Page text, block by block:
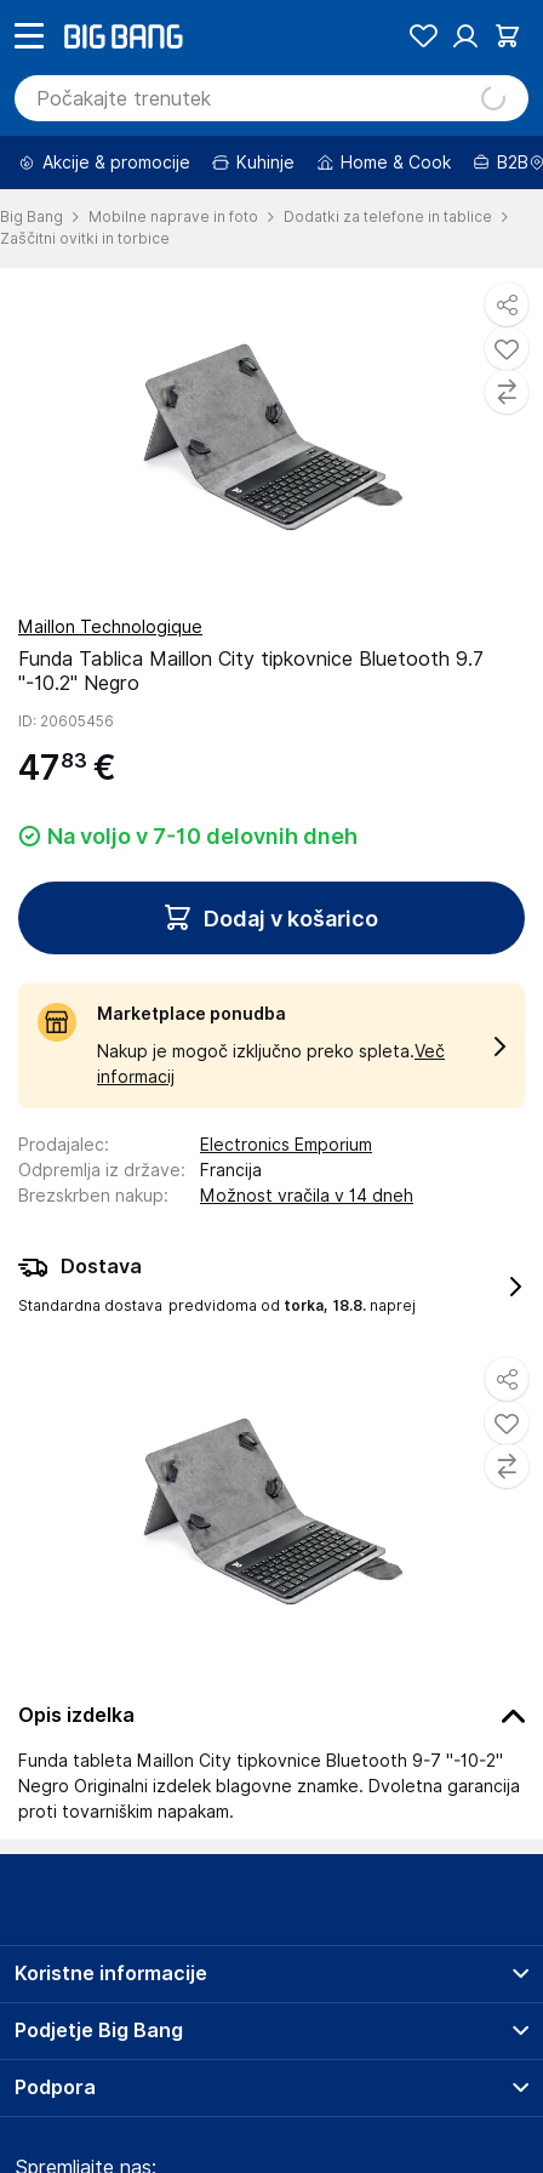
Akcije & promocije Kuhinje Home & Cook B2B
Big Bang Mobilne naprave in foto
Dodatki za telefone in tablice
Zaščitni ovitki in torbice
Opis izdelka
Funda tableta Maillon City tipkovnice Bluetooth 9-7 ''-10-2''
Negro Originalni izdelek blagovne znamke. Dvoletna garancija
proti tovarniškim napakam.
Maillon Technologique
Funda Tablica Maillon City tipkovnice Bluetooth 9.7
''-10.2'' Negro
ID: 20605456
4783 €
Na voljo v 7-10 delovnih dneh
Dodaj v košarico
Marketplace ponudba
Nakup je mogoč izključno preko spleta.Več
informacij
Prodajalec:
Electronics Emporium
Odpremlja iz države:
Francija
Brezskrben nakup: Možnost vračila v 14 dneh
Dostava
Standardna dostava predvidoma od torka, 18.8. naprej
Podjetje Big Bang
O podjetju
Koristne informacije
Prodajna mesta
Storitve
Dostava, vnos in odvoz
Podpora
Marketplace
Spremljajte nas: